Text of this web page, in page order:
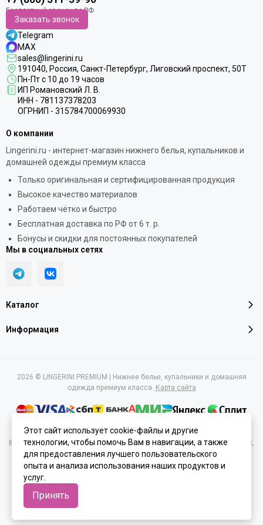
Заказать звонок
Telegram
MAX
sales@lingerini.ru
191040, Россия, Санкт-Петербург, Лиговский проспект, 50Т
Пн-Пт с 10 до 19 часов
ИП Романовский Л. В.
ИНН - 781137378203
ОГРНИП - 315784700069930
Каталог
Информация
О компании
Lingerini.ru - интернет-магазин нижнего белья, купальников и
домашней одежды премиум класса
Только оригинальная и сертифицированная продукция
Высокое качество материалов
Работаем чётко и быстро
Бесплатная доставка по РФ от 6 т. р.
Бонусы и скидки для постоянных покупателей
Мы в социальных сетях
2026 © LINGERINI PREMIUM | Нижнее белье, купальники и домашняя
одежда премиум класса. Карта сайта
Вся представленная на сайте информация, касающаяся характеристик,
стоимости товаров и услуг, носит информационный характер и ни при
каких условиях не является публичной офертой, определяемой
положениями Статьи 437(2) Гражданского кодекса РФ.
Этот сайт использует cookie-файлы и другие
технологии, чтобы помочь Вам в навигации, а также
для предоставления лучшего пользовательского
опыта и анализа использования наших продуктов и
услуг.
Принять